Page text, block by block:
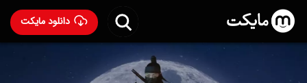
دانلود مایکت
سریال شکوفه شب با دوبله فارسی - Night Blooming